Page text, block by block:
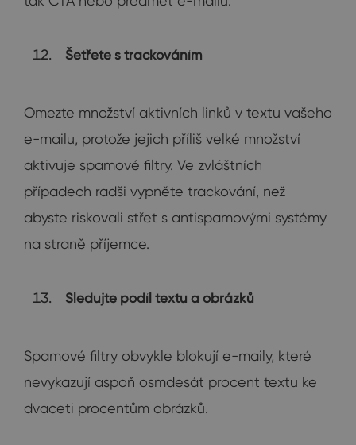
Šetřete s trackováním
Omezte množství aktivních linků v textu vašeho
e-mailu, protože jejich příliš velké množství
aktivuje spamové filtry. Ve zvláštních
případech radši vypněte trackování, než
abyste riskovali střet s antispamovými systémy
na straně příjemce.
Sledujte podíl textu a obrázků
Spamové filtry obvykle blokují e-maily, které
nevykazují aspoň osmdesát procent textu ke
dvaceti procentům obrázků.